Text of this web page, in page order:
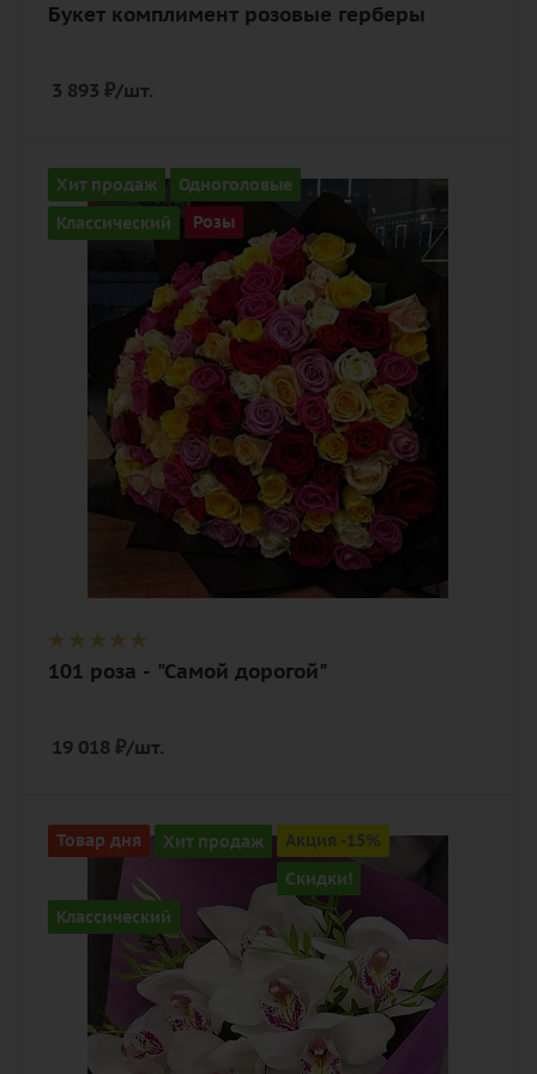
Букет комплимент розовые герберы
3 893 ₽/шт.
Хит продаж
Одноголовые
Классический
Розы
Количество
101
разноцветный
Описание
роза, лента, дизайнерская упаковка
101 роза - "Самой дорогой"
19 018 ₽/шт.
Товар дня Хит продаж Акция -15%
Скидки!
Классический
Количество
7
Цвет
белый, нежный, розовый
орхидея, пистация, лента,
дизайнерская упаковка